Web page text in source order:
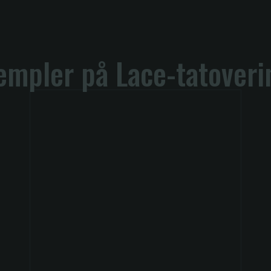
på Lace-